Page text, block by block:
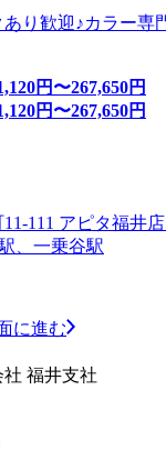
り歓迎♪カラー専
円〜267,650円
円〜267,650円
111 アピタ福井
、一乗谷駅
に進む
福井支社